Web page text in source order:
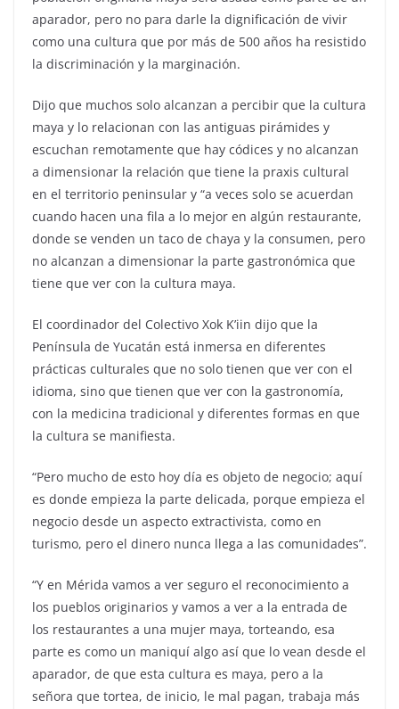
aparador, pero no para darle la dignificación de vivir
como una cultura que por más de 500 años ha resistido
la discriminación y la marginación.
Dijo que muchos solo alcanzan a percibir que la cultura
maya y lo relacionan con las antiguas pirámides y
escuchan remotamente que hay códices y no alcanzan
a dimensionar la relación que tiene la praxis cultural
en el territorio peninsular y “a veces solo se acuerdan
cuando hacen una fila a lo mejor en algún restaurante,
donde se venden un taco de chaya y la consumen, pero
no alcanzan a dimensionar la parte gastronómica que
tiene que ver con la cultura maya.
El coordinador del Colectivo Xok K’iin dijo que la
Península de Yucatán está inmersa en diferentes
prácticas culturales que no solo tienen que ver con el
idioma, sino que tienen que ver con la gastronomía,
con la medicina tradicional y diferentes formas en que
la cultura se manifiesta.
“Pero mucho de esto hoy día es objeto de negocio; aquí
es donde empieza la parte delicada, porque empieza el
negocio desde un aspecto extractivista, como en
turismo, pero el dinero nunca llega a las comunidades”.
“Y en Mérida vamos a ver seguro el reconocimiento a
los pueblos originarios y vamos a ver a la entrada de
los restaurantes a una mujer maya, torteando, esa
parte es como un maniquí algo así que lo vean desde el
aparador, de que esta cultura es maya, pero a la
señora que tortea, de inicio, le mal pagan, trabaja más